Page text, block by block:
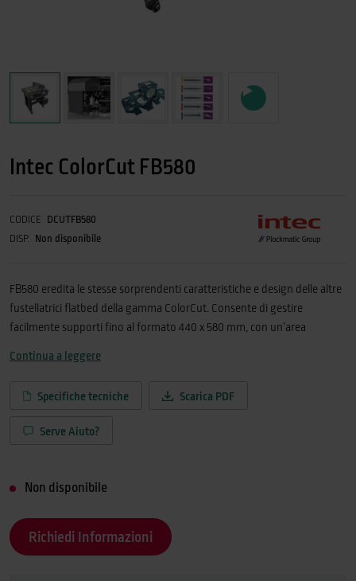
Intec ColorCut FB580
CODICE
DCUTFB580
DISP.
Non disponibile
FB580 eredita le stesse sorprendenti caratteristiche e design delle altre
fustellatrici flatbed della gamma ColorCut. Consente di gestire
facilmente supporti fino al formato 440 x 580 mm, con un’area
utensile permette il taglio e la cordonatura con l’applicazione di 1.200
packaging di lusso alle scatole protettive, fino agli articoli utilizzati nei
software fornito di serie.CARATTERISTICHE:Testina a doppio utensile
contemporaneamenteEccezionale velocità di lavoro fino a 1.200
mm/sec.Precisione senza precedenti grazie alle più recenti
tecnologieRilevazione crocini di taglio e calibrazione automatica
Continua a leggere
Specifiche tecniche Scarica PDF
Serve Aiuto?
Non disponibile
Richiedi Informazioni